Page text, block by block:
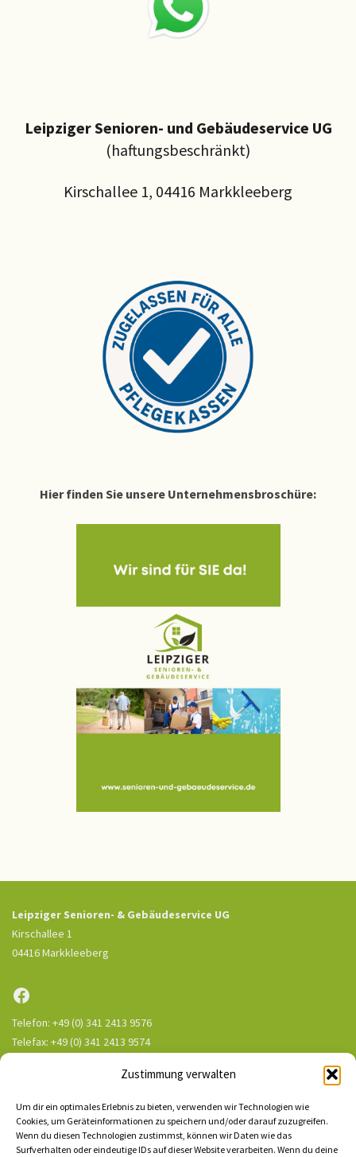
Zustimmung verwalten
Um dir ein optimales Erlebnis zu bieten, verwenden wir Technologien wie
Cookies, um Geräteinformationen zu speichern und/oder darauf zuzugreifen.
Wenn du diesen Technologien zustimmst, können wir Daten wie das
Surfverhalten oder eindeutige IDs auf dieser Website verarbeiten. Wenn du deine
Leipziger Senioren- und Gebäudeservice UG
(haftungsbeschränkt)
Kirschallee 1, 04416 Markkleeberg
Hier finden Sie unsere Unternehmensbroschüre:
Leipziger Senioren- & Gebäudeservice UG
Kirschallee 1
04416 Markkleeberg
Facebook
Telefon: +49 (0) 341 2413 9576
Telefax: +49 (0) 341 2413 9574